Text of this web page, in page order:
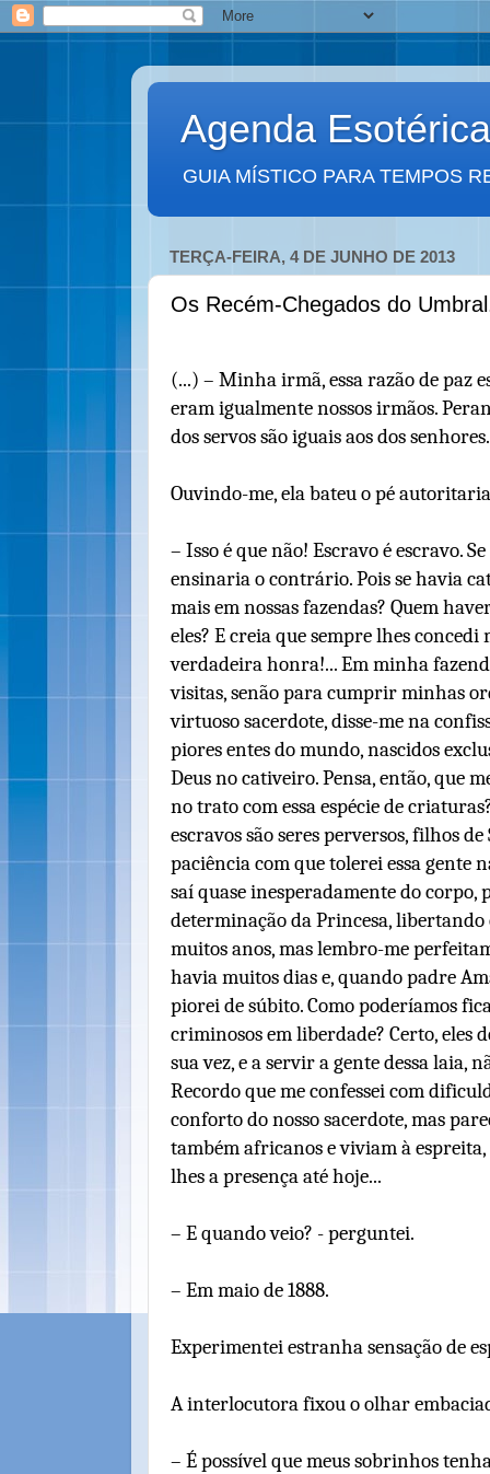
Agenda Esotérica
GUIA MÍSTICO PARA TEMPOS
TERÇA-FEIRA, 4 DE JUNHO DE 2013
Os Recém-Chegados do
(...) – Minha irmã, essa razão de paz
eram igualmente nossos irmãos.
dos servos são iguais aos dos senhores.
Ouvindo-me, ela bateu o pé
– Isso é que não! Escravo é escravo.
ensinaria o contrário. Pois se havia
mais em nossas fazendas? Quem
eles? E creia que sempre lhes concedi
verdadeira honra!... Em minha
visitas, senão para cumprir minhas
virtuoso sacerdote, disse-me na
piores entes do mundo, nascidos
Deus no cativeiro. Pensa, então, que
no trato com essa espécie de
escravos são seres perversos, filhos
paciência com que tolerei essa gente
saí quase inesperadamente do corpo,
determinação da Princesa, libertando
muitos anos, mas lembro-me
havia muitos dias e, quando padre
piorei de súbito. Como poderíamos
criminosos em liberdade? Certo, eles
sua vez, e a servir a gente dessa laia,
Recordo que me confessei com
conforto do nosso sacerdote, mas
também africanos e viviam à
lhes a presença até hoje...
– E quando veio? - perguntei.
– Em maio de 1888.
Experimentei estranha sensação de
A interlocutora fixou o olhar
– É possível que meus sobrinhos